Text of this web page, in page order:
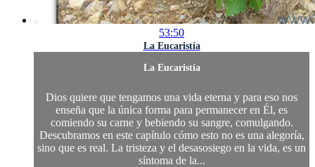
53:50
La Eucaristía
La Eucaristía
Dios quiere que tengamos una vida eterna y para eso nos
enseña que la única forma para permanecer en Él, es
comiendo su carne y bebiendo su sangre, comulgando.
Descubramos en este capítulo cómo esto no es una alegoría,
sino que es real. La tristeza y el desasosiego en la vida, es un
síntoma de la...